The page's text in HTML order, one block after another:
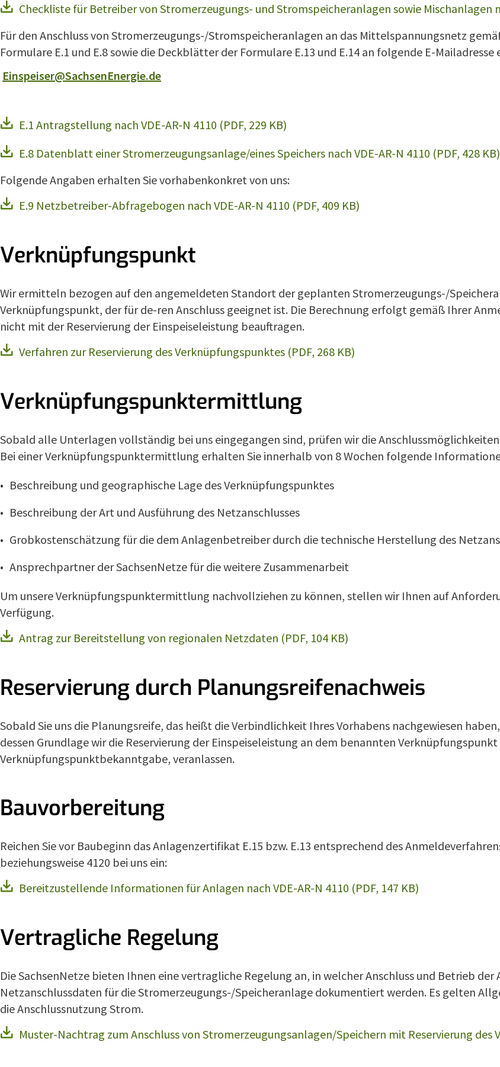
Checkliste für Betreiber von Stromerzeugungs- und Stromspeicheranlagen sowie Mischanlagen
Für den Anschluss von Stromerzeugungs-/Stromspeicheranlagen an das Mittelspannungsnetz
Formulare E.1 und E.8 sowie die Deckblätter der Formulare E.13 und E.14 an folgende E-Mailadresse
Einspeiser@SachsenEnergie.de
E.1 Antragstellung nach VDE-AR-N 4110 (PDF, 229 KB)
E.8 Datenblatt einer Stromerzeugungsanlage/eines Speichers nach VDE-AR-N 4110 (PDF, 428 KB)
Folgende Angaben erhalten Sie vorhabenkonkret von uns:​
E.9 Netzbetreiber-Abfragebogen nach VDE-AR-N 4110 (PDF, 409 KB)
Verknüpfungspunkt
Wir ermitteln bezogen auf den angemeldeten Standort der geplanten Stromerzeugungs-/
Verknüpfungspunkt, der für de-ren Anschluss geeignet ist. Die Berechnung erfolgt gemäß Ihrer
nicht mit der Reservierung der Einspeiseleistung beauftragen.
Verfahren zur Reservierung des Verknüpfungspunktes (PDF, 268 KB)
Verknüpfungspunktermittlung
Sobald alle Unterlagen vollständig bei uns eingegangen sind, prüfen wir die
Bei einer Verknüpfungspunktermittlung erhalten Sie innerhalb von 8 Wochen folgende
Beschreibung und geographische Lage des Verknüpfungspunktes
Beschreibung der Art und Ausführung des Netzanschlusses
Grobkostenschätzung für die dem Anlagenbetreiber durch die technische Herstellung des
Ansprechpartner der SachsenNetze für die weitere Zusammenarbeit
Um unsere Verknüpfungspunktermittlung nachvollziehen zu können, stellen wir Ihnen auf
Verfügung.
Antrag zur Bereitstellung von regionalen Netzdaten (PDF, 104 KB)
Reservierung durch Planungsreifenachweis
Sobald Sie uns die Planungsreife, das heißt die Verbindlichkeit Ihres Vorhabens nachgewiesen
dessen Grundlage wir die Reservierung der Einspeiseleistung an dem benannten
Verknüpfungspunktbekanntgabe, veranlassen.
Bauvorbereitung
Reichen Sie vor Baubeginn das Anlagenzertifikat E.15 bzw. E.13 entsprechend des
beziehungsweise 4120 bei uns ein:
Bereitzustellende Informationen für Anlagen nach VDE-AR-N 4110 (PDF, 147 KB)
Vertragliche Regelung
Die SachsenNetze bieten Ihnen eine vertragliche Regelung an, in welcher Anschluss und Betrieb
Netzanschlussdaten für die Stromerzeugungs-/Speicheranlage dokumentiert werden. Es gelten
die Anschlussnutzung Strom.
Muster-Nachtrag zum Anschluss von Stromerzeugungsanlagen/Speichern mit Reservierung des